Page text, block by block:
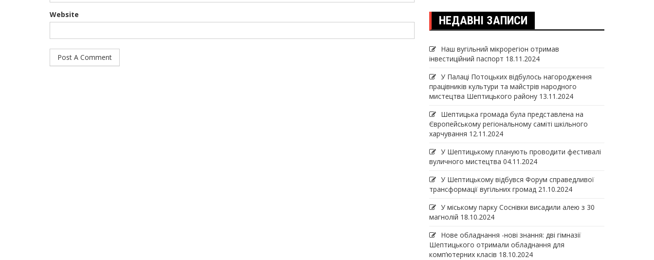
Website НЕДАВНІ ЗАПИСИ
Наш вугільний мікрорегіон отримав
інвеcтиційний паспорт 18.11.2024
У Палаці Потоцьких відбулось нагородження
працівників культури та майстрів народного
мистецтва Шептицького району 13.11.2024
Шептицька громада була представлена на
Європейському регіональному саміті шкільного
харчування 12.11.2024
У Шептицькому планують проводити фестивалі
вуличного мистецтва 04.11.2024
У Шептицькому відбувся Форум справедливої
трансформації вугільних громад 21.10.2024
У міському парку Соснівки висадили алею з 30
магнолій 18.10.2024
Нове обладнання -нові знання: дві гімназії
Шептицького отримали обладнання для
комп’ютерних класів 18.10.2024